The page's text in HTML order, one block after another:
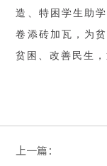
造、特困学生助
卷添砖加瓦，为
贫困、改善民生
上一篇：